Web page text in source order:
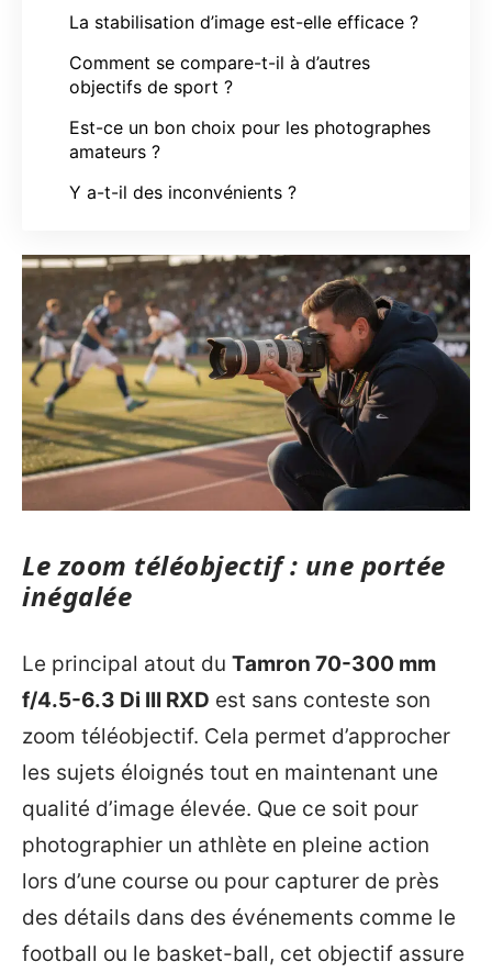
La stabilisation d’image est-elle efficace ?
Comment se compare-t-il à d’autres
objectifs de sport ?
Est-ce un bon choix pour les photographes
amateurs ?
Y a-t-il des inconvénients ?
Le zoom téléobjectif : une portée
inégalée
Le principal atout du Tamron 70-300 mm
f/4.5-6.3 Di III RXD est sans conteste son
zoom téléobjectif. Cela permet d’approcher
les sujets éloignés tout en maintenant une
qualité d’image élevée. Que ce soit pour
photographier un athlète en pleine action
lors d’une course ou pour capturer de près
des détails dans des événements comme le
football ou le basket-ball, cet objectif assure